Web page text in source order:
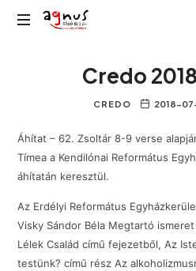
Agnus
közösségiCredo
CREDO 2018-
Áhítat – 62. Zsoltár 8-9 verse
Tímea a Kendilónai Református
áhítatán keresztül.
Az Erdélyi Református
Visky Sándor Béla Megtartó
Lélek Család című fejezetből, Az
testünk? című rész Az